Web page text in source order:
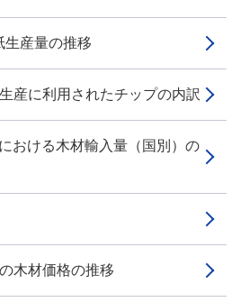
生産量の推移
産に利用されたチップの内訳
おける木材輸入量（国別）の
木材価格の推移